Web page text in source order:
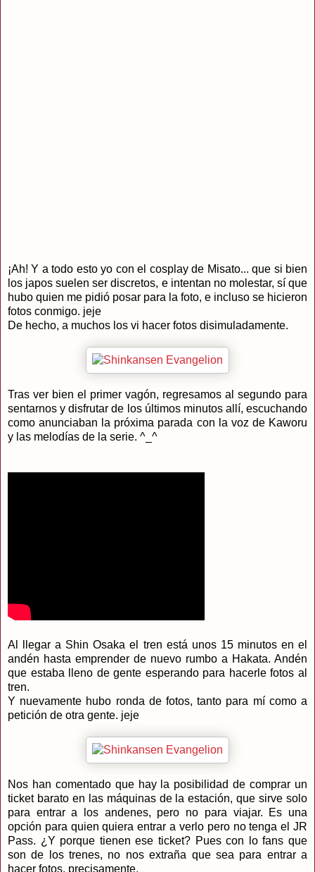
¡Ah! Y a todo esto yo con el cosplay de Misato... que si bien
los japos suelen ser discretos, e intentan no molestar, sí que
hubo quien me pidió posar para la foto, e incluso se hicieron
fotos conmigo. jeje
De hecho, a muchos los vi hacer fotos disimuladamente.
Tras ver bien el primer vagón, regresamos al segundo para
sentarnos y disfrutar de los últimos minutos allí, escuchando
como anunciaban la próxima parada con la voz de Kaworu
y las melodías de la serie. ^_^
Al llegar a Shin Osaka el tren está unos 15 minutos en el
andén hasta emprender de nuevo rumbo a Hakata. Andén
que estaba lleno de gente esperando para hacerle fotos al
tren.
Y nuevamente hubo ronda de fotos, tanto para mí como a
petición de otra gente. jeje
Nos han comentado que hay la posibilidad de comprar un
ticket barato en las máquinas de la estación, que sirve solo
para entrar a los andenes, pero no para viajar. Es una
opción para quien quiera entrar a verlo pero no tenga el JR
Pass. ¿Y porque tienen ese ticket? Pues con lo fans que
son de los trenes, no nos extraña que sea para entrar a
hacer fotos, precisamente.